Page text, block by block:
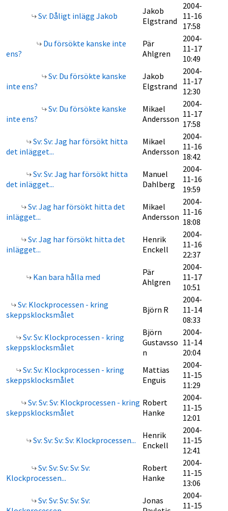
Sv: Dåligt inlägg Jakob
Jakob
Elgstrand
2004-
11-16
17:58
Du försökte kanske inte
ens?
Pär
Ahlgren
2004-
11-17
10:49
Sv: Du försökte kanske
inte ens?
Jakob
Elgstrand
2004-
11-17
12:30
Sv: Du försökte kanske
inte ens?
Mikael
Andersson
2004-
11-17
17:58
Sv: Sv: Jag har försökt hitta
det inlägget...
Mikael
Andersson
2004-
11-16
18:42
Sv: Sv: Jag har försökt hitta
det inlägget...
Manuel
Dahlberg
2004-
11-16
19:59
Sv: Jag har försökt hitta det
inlägget...
Mikael
Andersson
2004-
11-16
18:08
Sv: Jag har försökt hitta det
inlägget...
Henrik
Enckell
2004-
11-16
22:37
Kan bara hålla med
Pär
Ahlgren
2004-
11-17
10:51
Sv: Klockprocessen - kring
skeppsklocksmålet
Björn R
2004-
11-14
08:33
Sv: Sv: Klockprocessen - kring
skeppsklocksmålet
Björn
Gustavsso
n
2004-
11-14
20:04
Sv: Sv: Klockprocessen - kring
skeppsklocksmålet
Mattias
Enguis
2004-
11-15
11:29
Sv: Sv: Sv: Klockprocessen - kring
skeppsklocksmålet
Robert
Hanke
2004-
11-15
12:01
Sv: Sv: Sv: Sv: Klockprocessen...
Henrik
Enckell
2004-
11-15
12:41
Sv: Sv: Sv: Sv: Sv:
Klockprocessen...
Robert
Hanke
2004-
11-15
13:06
Sv: Sv: Sv: Sv: Sv:
Jonas
2004-
11-15